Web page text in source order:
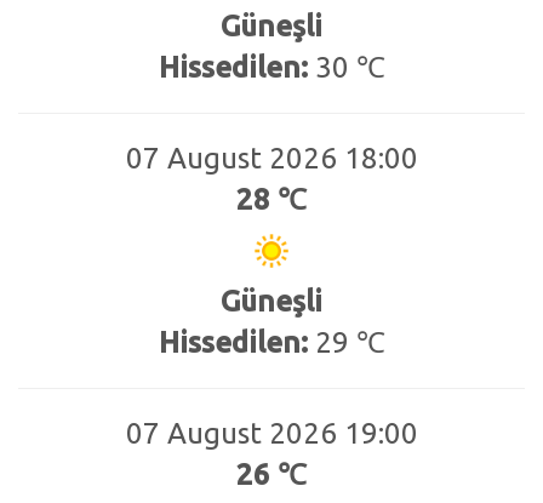
Güneşli
Hissedilen:30 ℃
07 August 2026 18:00
28 ℃
Güneşli
Hissedilen:29 ℃
07 August 2026 19:00
26 ℃